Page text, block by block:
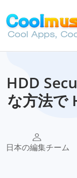
HDD
な方法で
日本の編集チーム